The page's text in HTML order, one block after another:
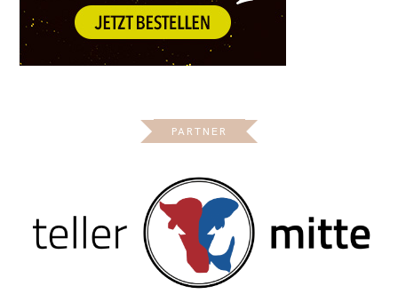
PARTNER